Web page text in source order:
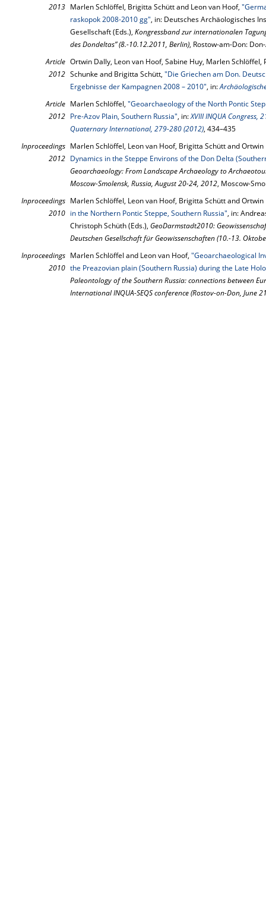
2013 Marlen Schlöffel, Brigitta Schütt and Leon van Hoof,
raskopok 2008-2010 gg", in: Deutsches Archäologisches
Gesellschaft (Eds.), Kongressband zur internationalen
des Dondeltas” (8.-10.12.2011, Berlin), Rostow-am-Don:
Article
2012
Ortwin Dally, Leon van Hoof, Sabine Huy, Marlen Schlöffel,
Schunke and Brigitta Schütt, "Die Griechen am Don.
Ergebnisse der Kampagnen 2008 – 2010", in:
Article
2012
Marlen Schlöffel, "Geoarchaeology of the North Pontic
Pre-Azov Plain, Southern Russia", in:XVIII INQUA Congress,
Quaternary International, 279-280 (2012), 434–435
Inproceedings
2012
Marlen Schlöffel, Leon van Hoof, Brigitta Schütt and
Dynamics in the Steppe Environs of the Don Delta
Geoarchaeology: From Landscape Archaeology to
Moscow-Smolensk, Russia, August 20-24, 2012, Moscow-
Inproceedings
2010
Marlen Schlöffel, Leon van Hoof, Brigitta Schütt and
in the Northern Pontic Steppe, Southern Russia", in:
Christoph Schüth (Eds.), GeoDarmstadt2010:
Deutschen Gesellschaft für Geowissenschaften (10.-13.
Inproceedings
2010
Marlen Schlöffel and Leon van Hoof, "Geoarchaeological
the Preazovian plain (Southern Russia) during the Late
Paleontology of the Southern Russia: connections between
International INQUA-SEQS conference (Rostov-on-Don, June